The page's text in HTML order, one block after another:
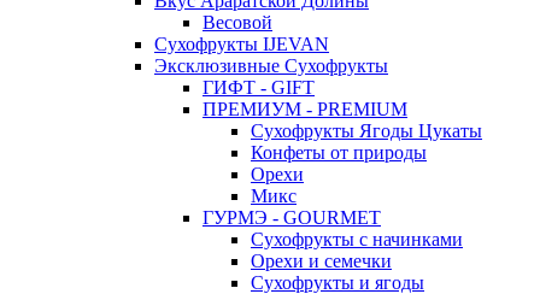
Весовой
Сухофрукты IJEVAN
Эксклюзивные Сухофрукты
ГИФТ - GIFT
ПРЕМИУМ - PREMIUM
Сухофрукты Ягоды Цукаты
Конфеты от природы
Орехи
Микс
ГУРМЭ - GOURMET
Сухофрукты с начинками
Орехи и семечки
Сухофрукты и ягоды